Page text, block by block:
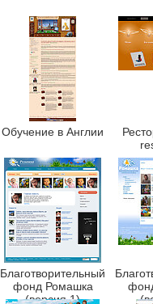
Обучение в Англии
Благотворительный
фонд Ромашка
(версия 1)